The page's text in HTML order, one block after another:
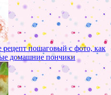
пошаговый с фото, как
домашние пончики